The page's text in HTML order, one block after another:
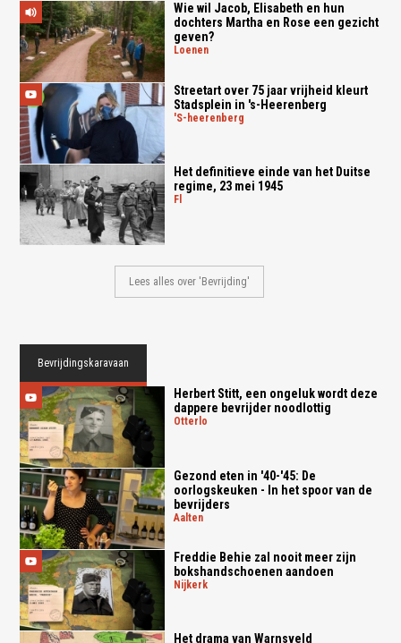
Wie wil Jacob, Elisabeth en hun
dochters Martha en Rose een gezicht
geven?
loenen
Streetart over 75 jaar vrijheid kleurt
Stadsplein in 's-Heerenberg
's-heerenberg
Het definitieve einde van het Duitse
regime, 23 mei 1945
fl
Lees alles over 'Bevrijding'
Bevrijdingskaravaan
Herbert Stitt, een ongeluk wordt deze
dappere bevrijder noodlottig
otterlo
Gezond eten in '40-'45: De
oorlogskeuken - In het spoor van de
bevrijders
aalten
Freddie Behie zal nooit meer zijn
bokshandschoenen aandoen
nijkerk
Het drama van Warnsveld